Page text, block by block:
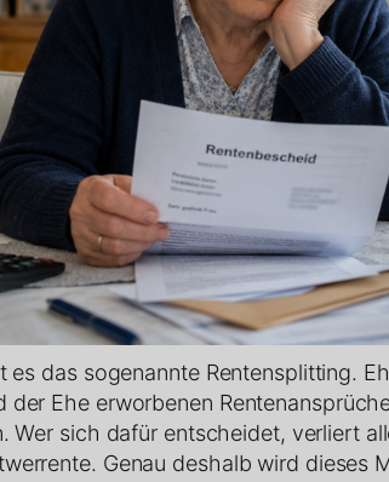
es das sogenannte Rentensplitting.
der Ehe erworbenen
Wer sich dafür entscheidet, verliert
Genau deshalb wird dieses